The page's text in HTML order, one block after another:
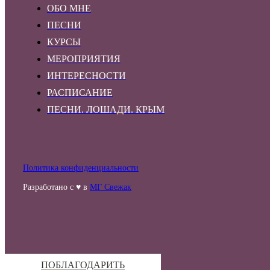
ОБО МНЕ
ПЕСНИ
КУРСЫ
МЕРОПРИЯТИЯ
ИНТЕРЕСНОСТИ
РАСПИСАНИЕ
ПЕСНИ. ЛОШАДИ. КРЫМ
Политика конфиденциальности
Разработано с ♥ в МГ Свежак
ПОБЛАГОДАРИТЬ